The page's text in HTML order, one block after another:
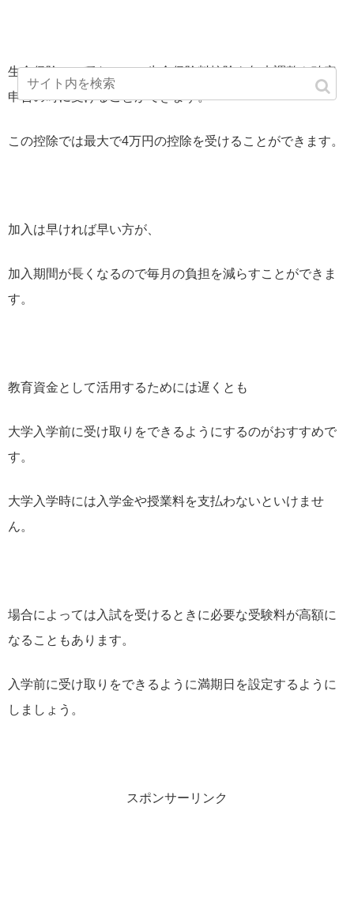
生命保険の一種なので、生命保険料控除を年末調整や確定
申告の時に受けることができます。
この控除では最大で4万円の控除を受けることができます。
加入は早ければ早い方が、
加入期間が長くなるので毎月の負担を減らすことができま
す。
教育資金として活用するためには遅くとも
大学入学前に受け取りをできるようにするのがおすすめで
す。
大学入学時には入学金や授業料を支払わないといけませ
ん。
場合によっては入試を受けるときに必要な受験料が高額に
なることもあります。
入学前に受け取りをできるように満期日を設定するように
しましょう。
スポンサーリンク